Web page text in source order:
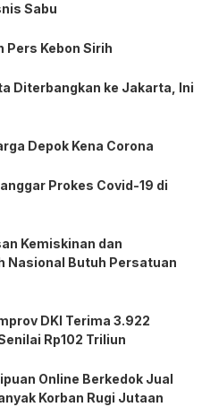
Sabu
Pers Kebon Sirih
Diterbangkan ke Jakarta, Ini
Depok Kena Corona
Prokes Covid-19 di
Kemiskinan dan
Nasional Butuh Persatuan
DKI Terima 3.922
Rp102 Triliun
Online Berkedok Jual
Korban Rugi Jutaan